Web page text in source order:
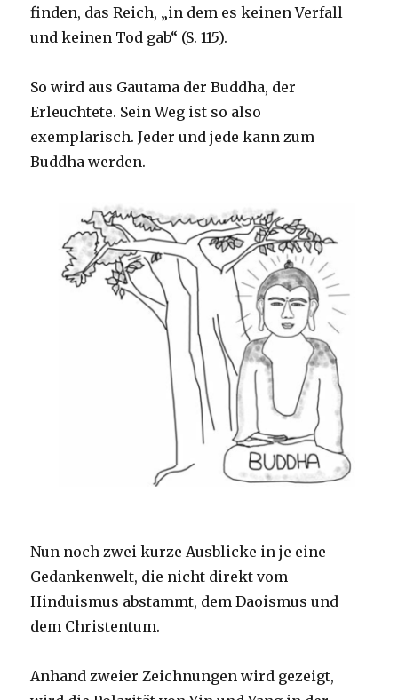
finden, das Reich, „in dem es keinen Verfall
und keinen Tod gab“ (S. 115).
So wird aus Gautama der Buddha, der
Erleuchtete. Sein Weg ist so also
exemplarisch. Jeder und jede kann zum
Buddha werden.
Nun noch zwei kurze Ausblicke in je eine
Gedankenwelt, die nicht direkt vom
Hinduismus abstammt, dem Daoismus und
dem Christentum.
Anhand zweier Zeichnungen wird gezeigt,